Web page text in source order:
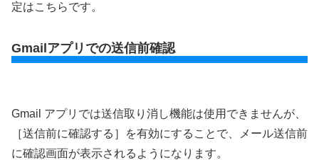
定はこちらです。
Gmailアプリでの送信前確認
Gmail アプリでは送信取り消し機能は使用できませんが、
［送信前に確認する］を有効にすることで、メール送信前
に確認画面が表示されるようになります。